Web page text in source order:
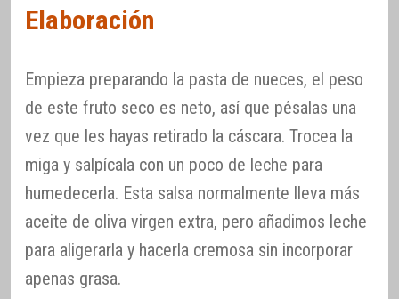
Elaboración
Empieza preparando la pasta de nueces, el peso
de este fruto seco es neto, así que pésalas una
vez que les hayas retirado la cáscara. Trocea la
miga y salpícala con un poco de leche para
humedecerla. Esta salsa normalmente lleva más
aceite de oliva virgen extra, pero añadimos leche
para aligerarla y hacerla cremosa sin incorporar
apenas grasa.